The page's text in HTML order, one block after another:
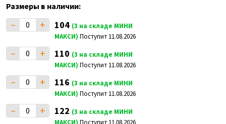
Размеры в наличии:
– + 104 (3 на складе МИНИ
МАКСИ) Поступит 11.08.2026
– + 110 (3 на складе МИНИ
МАКСИ) Поступит 11.08.2026
– + 116 (3 на складе МИНИ
МАКСИ) Поступит 11.08.2026
– + 122 (3 на складе МИНИ
МАКСИ) Поступит 11.08.2026